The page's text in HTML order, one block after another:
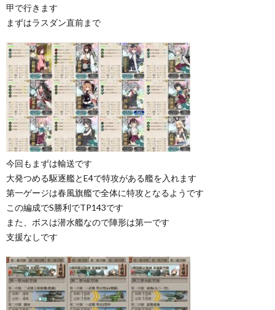
甲で行きます
まずはラスダン直前まで
今回もまずは輸送です
大発つめる駆逐艦とE4で特攻がある艦を入れます
第一ゲージは春風旗艦で全体に特攻となるようです
この編成でS勝利でTP143です
また、ボスは潜水艦なので陣形は第一です
支援なしです